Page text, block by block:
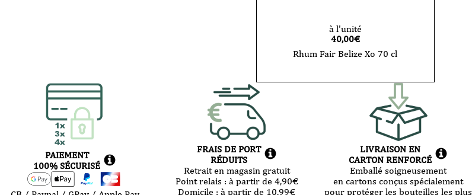
à l'unité
40,00€
Rhum Fair Belize Xo 70 cl
PAIEMENT
100% SÉCURISÉ
FRAIS DE PORT
RÉDUITS
Retrait en magasin gratuit
Point relais : à partir de 4,90€
Domicile :à partir de 10.99€
LIVRAISON EN
CARTON RENFORCÉ
Emballé soigneusement
en cartons conçus spécialement
pour protéger les bouteilles les plus